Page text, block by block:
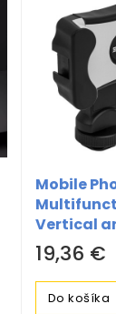
Mobile
Vertical
19,36 €
Do košíka